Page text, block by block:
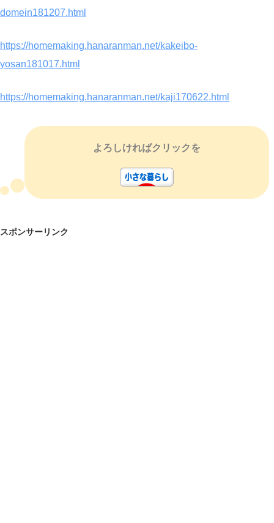
domein181207.html
https://homemaking.hanaranman.net/kakeibo-
yosan181017.html
https://homemaking.hanaranman.net/kaji170622.html
よろしければクリックを
スポンサーリンク